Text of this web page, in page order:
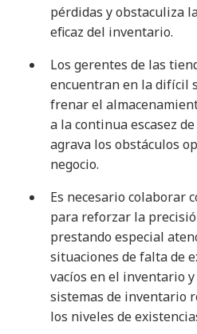
pérdidas y obstaculiza
eficaz del inventario.
Los gerentes de las
encuentran en la difícil
frenar el
a la continua escasez
agrava los obstáculos
negocio.
Es necesario colaborar
para reforzar la
prestando especial
situaciones de falta de
vacíos en el inventario
sistemas de inventario
los niveles de